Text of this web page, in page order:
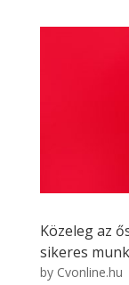
Közeleg az
sikeres
by Cvonline.hu